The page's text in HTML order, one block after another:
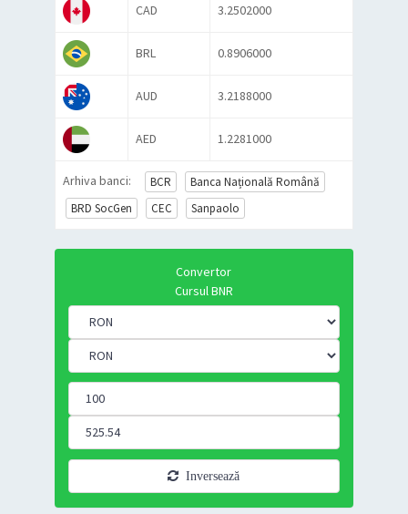
CAD 3.2502000
BRL 0.8906000
AUD 3.2188000
AED 1.2281000
Arhiva banci: BCR
Banca Națională Română
BRD SocGen
CEC Sanpaolo
Convertor
Cursul BNR
Inversează